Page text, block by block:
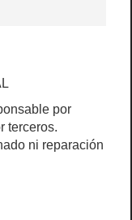
por
terceros.
ni reparación